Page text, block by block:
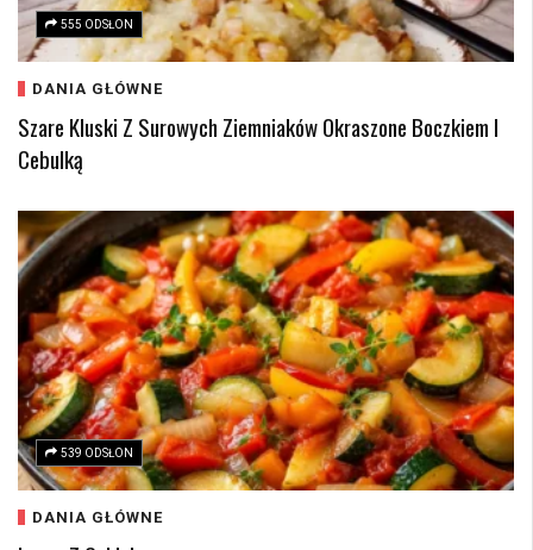
555 ODSŁON
DANIA GŁÓWNE
Szare Kluski Z Surowych Ziemniaków Okraszone Boczkiem I
Cebulką
539 ODSŁON
DANIA GŁÓWNE